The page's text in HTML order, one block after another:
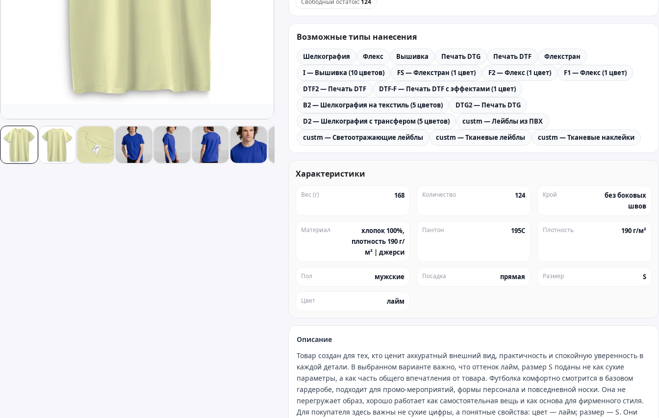
Свободный остаток: 124
Возможные типы нанесения
Шелкография Флекс Вышивка Печать DTG Печать DTF
Флекстран
I — Вышивка (10 цветов)
FS — Флекстран (1 цвет) F2 — Флекс (1 цвет)
F1 — Флекс (1 цвет)
DTF2 — Печать DTF
DTF-F — Печать DTF с эффектами (1 цвет)
B2 — Шелкография на текстиль (5 цветов)
DTG2 — Печать DTG
D2 — Шелкография с трансфером (5 цветов)
custm — Лейблы из ПВХ
custm — Светоотражающие лейблы
custm — Тканевые лейблы custm — Тканевые наклейки
Характеристики
Вес (г) 168 Количество 124 Крой
без боковых
швов
Материал
хлопок 100%,
плотность 190 г/
м² | джерси
Пантон 195C Плотность 190 г/м²
Пол мужские Посадка прямая Размер S
Цвет лайм
Описание
Товар создан для тех, кто ценит аккуратный внешний вид, практичность и спокойную уверенность в
каждой детали. В выбранном варианте важно, что оттенок лайм, размер S поданы не как сухие
параметры, а как часть общего впечатления от товара. Футболка комфортно смотрится в базовом
гардеробе, подходит для промо‑мероприятий, формы персонала и повседневной носки. Она не
перегружает образ, хорошо работает как самостоятельная вещь и как основа для фирменного стиля.
Для покупателя здесь важны не сухие цифры, а понятные свойства: цвет — лайм; размер — S. Они